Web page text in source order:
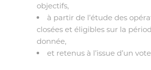
objectifs,
à partir de l’étude des
closées et éligibles sur la
donnée,
et retenus à l’issue d’un